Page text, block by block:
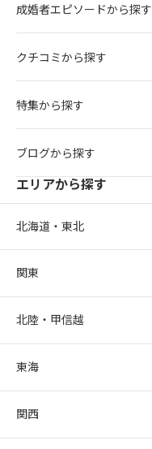
成婚者エピソードから探す
クチコミから探す
特集から探す
ブログから探す
エリアから探す
北海道・東北
関東
北陸・甲信越
東海
関西